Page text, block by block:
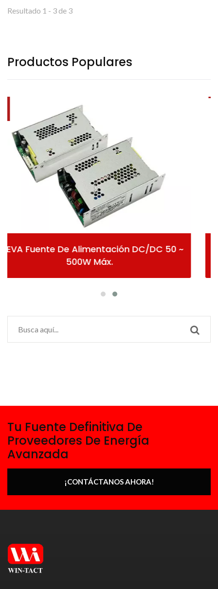
Resultado 1 - 3 de 3
Productos Populares
50 ~
Fuente De Alimentación AC/
Tu Fuente Definitiva De
Proveedores De Energía
Avanzada
¡CONTÁCTANOS AHORA!